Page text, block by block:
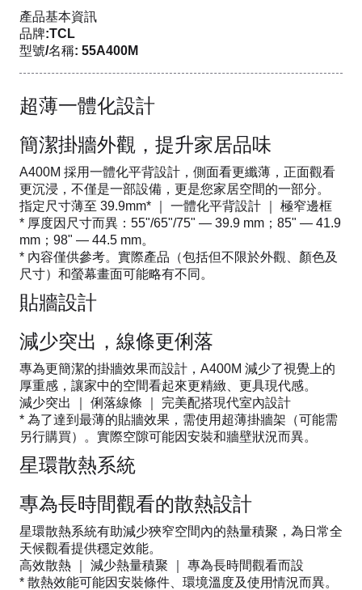
產品基本資訊
品牌:TCL
型號/名稱: 55A400M
超薄一體化設計
簡潔掛牆外觀，提升家居品味
A400M 採用一體化平背設計，側面看更纖薄，正面觀看
更沉浸，不僅是一部設備，更是您家居空間的一部分。
指定尺寸薄至 39.9mm* ｜ 一體化平背設計 ｜ 極窄邊框
* 厚度因尺寸而異：55"/65"/75" — 39.9 mm；85" — 41.9
mm；98" — 44.5 mm。
* 內容僅供參考。實際產品（包括但不限於外觀、顏色及
尺寸）和螢幕畫面可能略有不同。
貼牆設計
減少突出，線條更俐落
專為更簡潔的掛牆效果而設計，A400M 減少了視覺上的
厚重感，讓家中的空間看起來更精緻、更具現代感。
減少突出 ｜ 俐落線條 ｜ 完美配搭現代室內設計
* 為了達到最薄的貼牆效果，需使用超薄掛牆架（可能需
另行購買）。實際空隙可能因安裝和牆壁狀況而異。
星環散熱系統
專為長時間觀看的散熱設計
星環散熱系統有助減少狹窄空間內的熱量積聚，為日常全
天候觀看提供穩定效能。
高效散熱 ｜ 減少熱量積聚 ｜ 專為長時間觀看而設
* 散熱效能可能因安裝條件、環境溫度及使用情況而異。